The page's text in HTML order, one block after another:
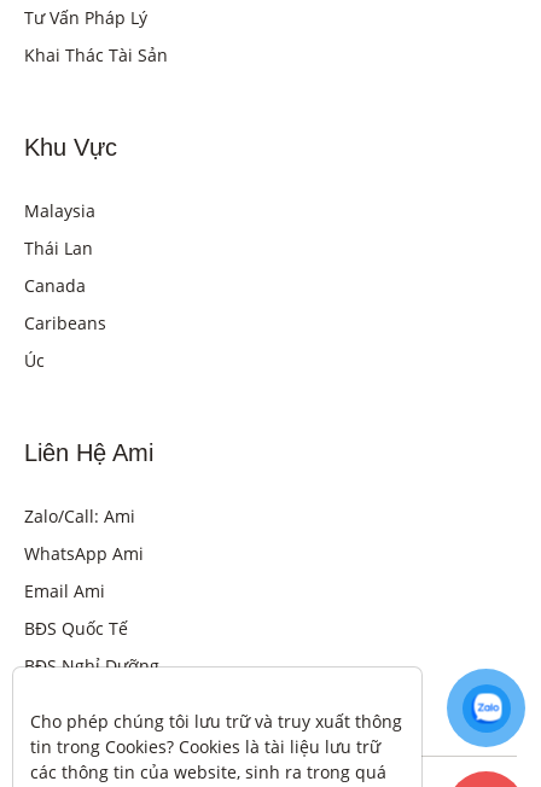
Tư Vấn Pháp Lý
Khai Thác Tài Sản
Khu Vực
Malaysia
Thái Lan
Canada
Caribeans
Úc
Liên Hệ Ami
Zalo/Call: Ami
WhatsApp Ami
Email Ami
BĐS Quốc Tế
BĐS Nghỉ Dưỡng
Cho phép chúng tôi lưu trữ và truy xuất thông
tin trong Cookies? Cookies là tài liệu lưu trữ
các thông tin của website, sinh ra trong quá